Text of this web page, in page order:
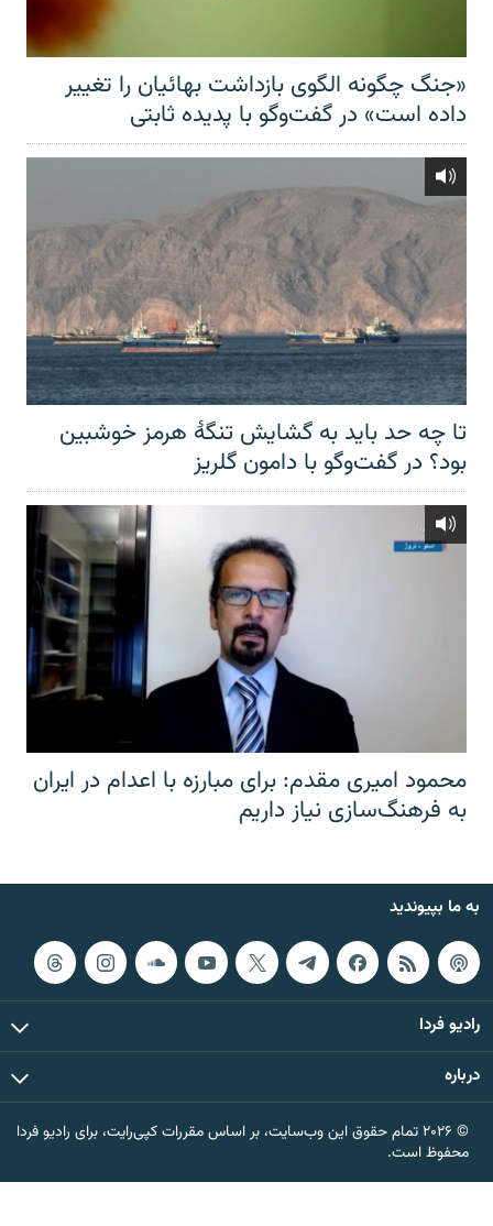
«جنگ چگونه الگوی بازداشت بهائیان را تغییر
داده است» در گفت‌وگو با پدیده ثابتی
تا چه حد باید به گشایش تنگهٔ هرمز خوشبین
بود؟ در گفت‌وگو با دامون گلریز
محمود امیری مقدم: برای مبارزه با اعدام در ایران
به فرهنگ‌سازی نیاز داریم
به ما بپیوندید
رادیو فردا
درباره
© ۲۰۲۶ تمام حقوق این وب‌سایت، بر اساس مقررات کپی‌رایت، برای رادیو فردا
محفوظ است.